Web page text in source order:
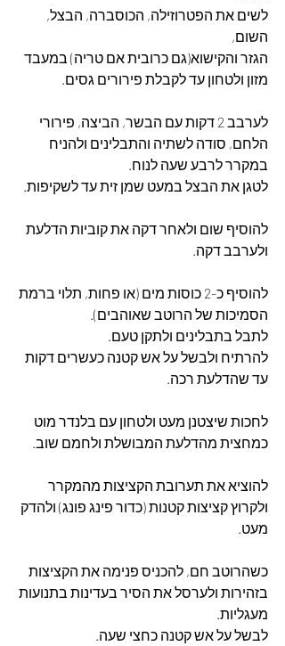
לשים את הפטרוזילה, הכוסברה, הבצל,
השום,
הגזר והקישוא(גם כרובית אם טריה) במעבד
מזון ולטחון עד לקבלת פירורים גסים.
לערבב 2 דקות עם הבשר, הביצה, פירורי
הלחם, סודה לשתיה והתבלינים ולהניח
במקרר לרבע שעה לנוח.
לטגן את הבצל במעט שמן זית עד לשקיפות.
להוסיף שום ולאחר דקה את קוביות הדלעת
ולערבב דקה.
להוסיף כ-2 כוסות מים (או פחות, תלוי ברמת
הסמיכות של הרוטב שאוהבים).
לתבל בתבלינים ולתקן טעם.
להרתיח ולבשל על אש קטנה כעשרים דקות
עד שהדלעת רכה.
לחכות שיצטנן מעט ולטחון עם בלנדר מוט
כמחצית מהדלעת המבושלת ולחמם שוב.
להוציא את תערובת הקציצות מהמקרר
ולקרוץ קציצות קטנות (כדור פינג פונג) ולהדק
מעט.
כשהרוטב חם, להכניס פנימה את הקציצות
בזהירות ולערסל את הסיר בעדינות בתנועות
מעגליות.
לבשל על אש קטנה כחצי שעה.